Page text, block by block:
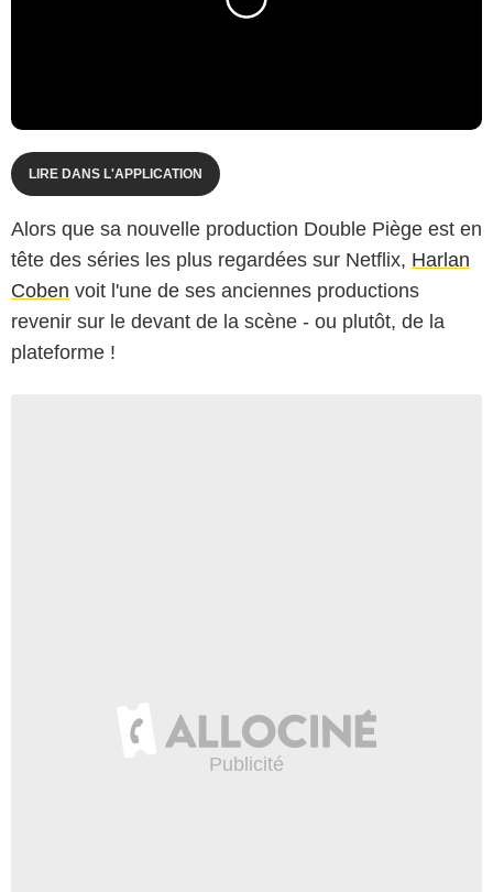
LIRE DANS L'APPLICATION
Alors que sa nouvelle production Double Piège est en
tête des séries les plus regardées sur Netflix, Harlan
Coben voit l'une de ses anciennes productions
revenir sur le devant de la scène - ou plutôt, de la
plateforme !